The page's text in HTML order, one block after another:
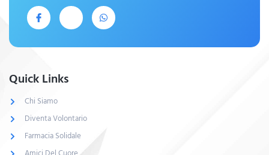
Quick Links
Chi Siamo
Diventa Volontario
Farmacia Solidale